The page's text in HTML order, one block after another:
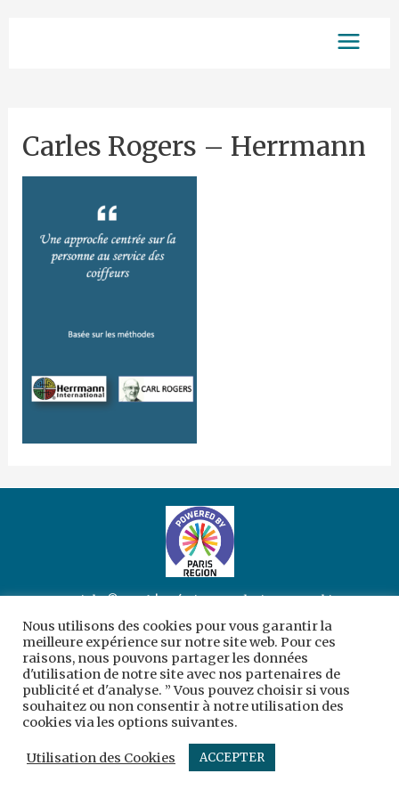
Carles Rogers – Herrmann
Copyright © 2026 | Création :sc-designergraphique
Mentions légales
Nous utilisons des cookies pour vous garantir la
meilleure expérience sur notre site web. Pour ces
raisons, nous pouvons partager les données
d'utilisation de notre site avec nos partenaires de
publicité et d'analyse. ” Vous pouvez choisir si vous
souhaitez ou non consentir à notre utilisation des
cookies via les options suivantes.
Utilisation des Cookies ACCEPTER